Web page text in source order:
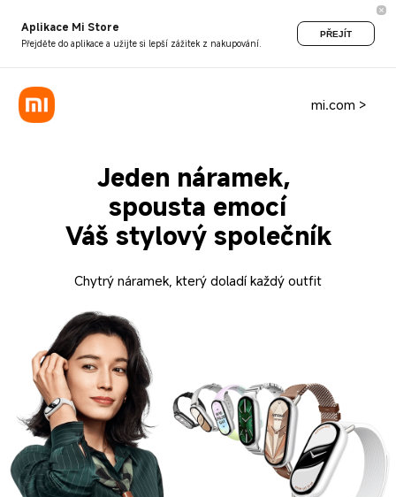
Aplikace Mi Store
Přejděte do aplikace a užijte si lepší zážitek z nakupování.
PŘEJÍT
mi.com >
Jeden náramek,
spousta emocí
Váš stylový společník
Chytrý náramek, který doladí každý outfit